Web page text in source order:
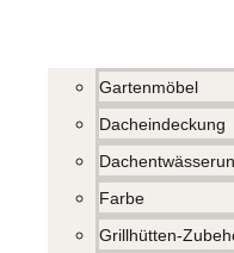
Gartenmöbel
Dacheindeckung
Farbe
Grillhütten-